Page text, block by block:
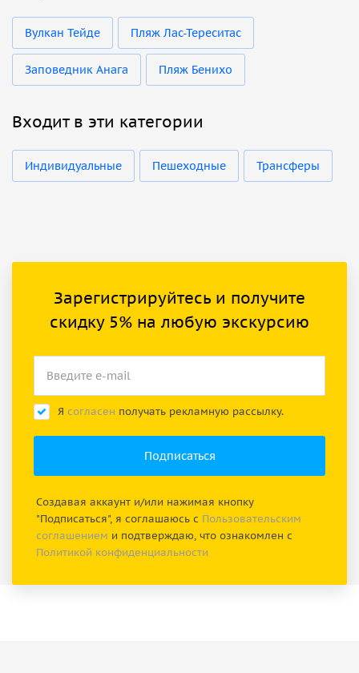
Вулкан Тейде Пляж Лас-Тереситас
Заповедник Анага Пляж Бенихо
Входит в эти категории
Индивидуальные Пешеходные Трансферы
Зарегистрируйтесь и получите
скидку 5% на любую экскурсию
Я согласен получать рекламную рассылку.
Создавая аккаунт и/или нажимая кнопку
"Подписаться", я соглашаюсь с Пользовательским
соглашением и подтверждаю, что ознакомлен с
Политикой конфиденциальности